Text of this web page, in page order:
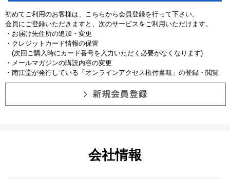
初めてご利用のお客様は、こちらから会員登録を行って下さい。
会員にご登録いただきますと、次のサービスをご利用いただけます。
・お届け先住所の追加・変更
・クレジットカード情報の保管
(次回ご購入時にカード番号を入力いただく必要がなくなります)
・メールマガジンの購読内容の変更
・南江堂が発行している「オンラインアクセス権付書籍」の登録・閲覧
会社情報